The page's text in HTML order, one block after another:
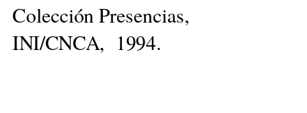
Colección Presencias,
INI/CNCA, 1994.